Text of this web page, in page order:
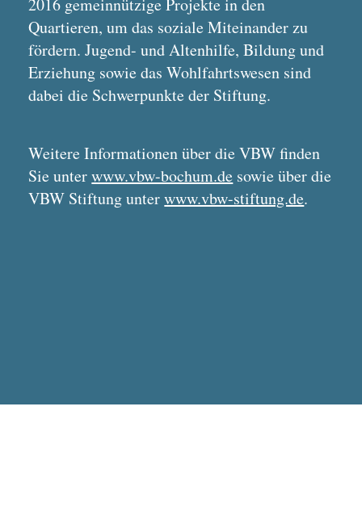
2016 gemeinnützige Projekte in den
Quartieren, um das soziale Miteinander zu
fördern. Jugend- und Altenhilfe, Bildung und
Erziehung sowie das Wohlfahrtswesen sind
dabei die Schwerpunkte der Stiftung.
Weitere Informationen über die VBW finden
Sie unterwww.vbw-bochum.de sowie über die
VBW Stiftung unterwww.vbw-stiftung.de.